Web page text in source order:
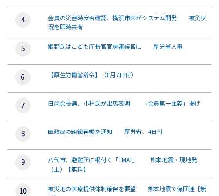
会員の災害時安否確認、横浜市医がシステム開発 被災状
況を即時共有
姫野氏はこども庁長官官房審議官に 厚労省人事
【厚生労働省辞令】（8月7日付）
日歯会長選、小林氏が出馬表明 「会員第一主義」掲げ
医政局の組織再編を通知 厚労省、4日付
八代市、避難所に根付く「TMAT」 熊本地震・現地発
（上）【無料】
被災地の医療提供体制確保を要望 熊本地震で保団連【無